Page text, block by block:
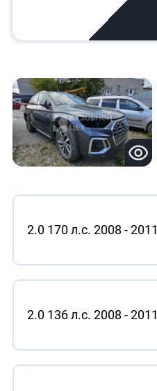
2.0 170 л.с. 2008 - 2011
2.0 136 л.с. 2008 - 2011